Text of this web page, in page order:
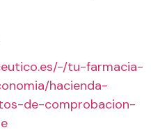
tu-farmacia-
hacienda-
de-comprobacion-